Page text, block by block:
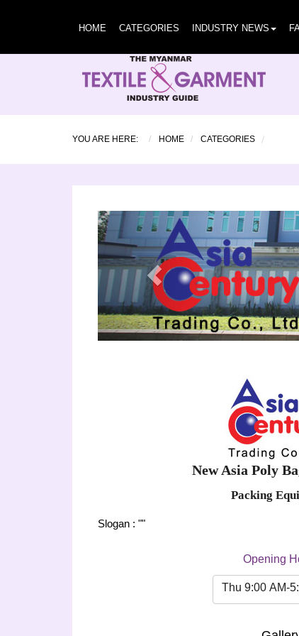
HOME CATEGORIES INDUSTRY NEWS
YOU ARE HERE: HOME CATEGORIES
Previous
New Asia Poly
Packing
Slogan : ""
Opening
Thu 9:00 AM-